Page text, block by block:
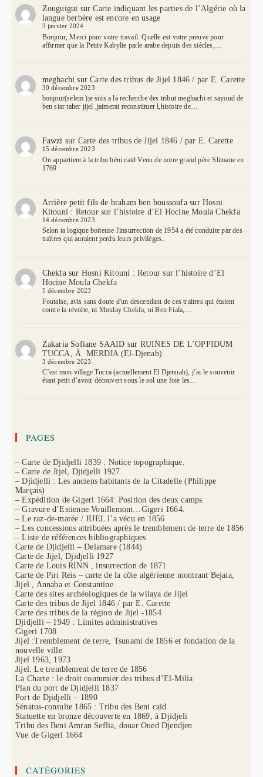
Zouguigui surCarte indiquant les parties de l’Algérie où la
langue berbère est encore en usage
3 janvier 2024
Bonjour, Merci pour votre travail. Quelle est votre preuve pour
affirmer que la Petite Kabylie parle arabe depuis des siècles,…
meghachi surCarte des tribus de Jijel 1846 / par E. Carette
30 décembre 2023
bonjour(selem )je suis a la recherche des tribut meghachi et sayoud de
ben siar taher jijel ,jaimerai reconstituer l,histoire de…
Fawzi sur Carte des tribus de Jijel 1846 / par E. Carette
15 décembre 2023
On appartient à la tribu béni caid Venu de notre grand père Slimane en
1769
Arrière petit fils de braham ben boussoufasur Hosni
Kitouni : Retour sur l’histoire d’El Hocine Moula Chekfa
14 décembre 2023
Selon ta logique boiteuse l'insurrection de 1954 a été conduite par des
traîtres qui auraient perdu leurs privilèges..
Chekfasur Hosni Kitouni : Retour sur l’histoire d’El
Hocine Moula Chekfa
5 décembre 2023
Foutaise, avis sans doute d'un descendant de ces traitres qui étaient
contre la révolte, ni Moulay Chekfa, ni Ben Fiala,…
Zakaria Sofiane SAAID sur RUINES DE L’OPPIDUM
TUCCA, À MERDJA (El-Djenah)
3 décembre 2023
C’est mon village Tucca (actuellement El Djennah), j’ai le souvenir
étant petit d’avoir découvert sous le sol une foie les…
PAGES
– Carte de Djidjelli 1839 : Notice topographique.
– Carte de Jijel, Djidjelli 1927.
– Djidjelli : Les anciens habitants de la Citadelle (Philippe
Marçais)
– Expédition de Gigeri 1664: Position des deux camps.
– Gravure d’Estienne Vouillemont…Gigeri 1664.
– Le raz-de-marée / JIJEL l’a vécu en 1856
– Les concessions attribuées après le tremblement de terre de 1856
– Liste de références bibliographiques
Carte de Djidjelli – Delamare (1844)
Carte de Jijel, Djidjelli 1927
Carte de Louis RINN , insurrection de 1871
Carte de Piri Reis – carte de la côte algérienne montrant Bejaia,
Jijel , Annaba et Constantine
Carte des sites archéologiques de la wilaya de Jijel
Carte des tribus de Jijel 1846 / par E. Carette
Carte des tribus de la région de Jijel -1854
Djidjelli – 1949 : Limites administratives
Gigeri 1708
Jijel :Tremblement de terre, Tsunami de 1856 et fondation de la
nouvelle ville
Jijel 1963, 1973
Jijel: Le tremblement de terre de 1856
La Charte : le droit coutumier des tribus d’El-Milia
Plan du port de Djidjelli 1837
Port de Djidjelli – 1890
Sénatus-consulte 1865 : Tribu des Beni caïd
Statuette en bronze découverte en 1869, à Djidjeli
Tribu des Beni Amran Seflia, douar Oued Djendjen
Vue de Gigeri 1664
CATÉGORIES